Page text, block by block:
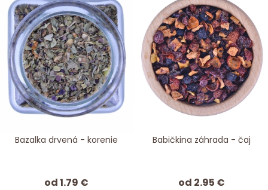
Bazalka drvená - korenie
od 1.79 €
Babičkina záhrada - čaj
od 2.95 €